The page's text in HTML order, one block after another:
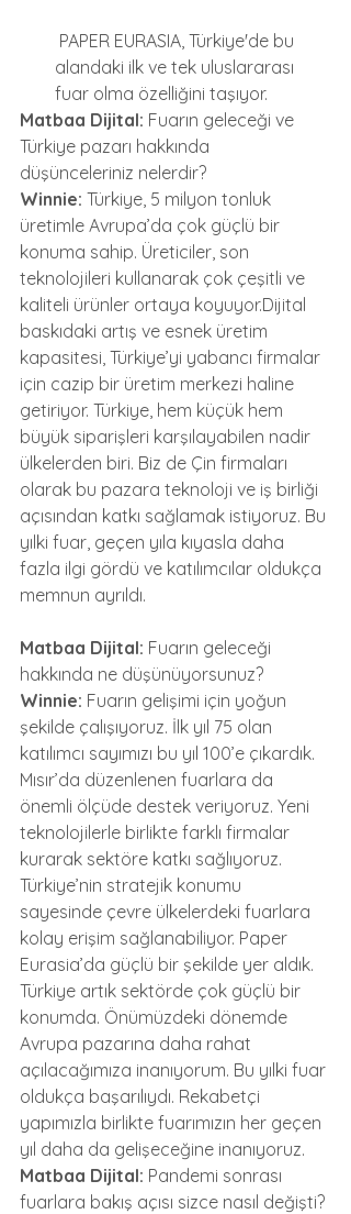
alandaki ilk ve tek uluslararası
fuar olma özelliğini taşıyor.
Matbaa Dijital: Fuarın geleceği ve
Türkiye pazarı hakkında
düşünceleriniz nelerdir?
Winnie: Türkiye, 5 milyon tonluk
üretimle Avrupa’da çok güçlü bir
konuma sahip. Üreticiler, son
teknolojileri kullanarak çok çeşitli ve
kaliteli ürünler ortaya koyuyor.Dijital
baskıdaki artış ve esnek üretim
kapasitesi, Türkiye’yi yabancı firmalar
için cazip bir üretim merkezi haline
getiriyor. Türkiye, hem küçük hem
büyük siparişleri karşılayabilen nadir
ülkelerden biri. Biz de Çin firmaları
olarak bu pazara teknoloji ve iş birliği
açısından katkı sağlamak istiyoruz. Bu
yılki fuar, geçen yıla kıyasla daha
fazla ilgi gördü ve katılımcılar oldukça
memnun ayrıldı.
Matbaa Dijital: Fuarın geleceği
hakkında ne düşünüyorsunuz?
Winnie: Fuarın gelişimi için yoğun
şekilde çalışıyoruz. İlk yıl 75 olan
katılımcı sayımızı bu yıl 100’e çıkardık.
Mısır’da düzenlenen fuarlara da
önemli ölçüde destek veriyoruz. Yeni
teknolojilerle birlikte farklı firmalar
kurarak sektöre katkı sağlıyoruz.
Türkiye’nin stratejik konumu
sayesinde çevre ülkelerdeki fuarlara
kolay erişim sağlanabiliyor. Paper
Eurasia’da güçlü bir şekilde yer aldık.
Türkiye artık sektörde çok güçlü bir
konumda. Önümüzdeki dönemde
Avrupa pazarına daha rahat
açılacağımıza inanıyorum. Bu yılki fuar
oldukça başarılıydı. Rekabetçi
yapımızla birlikte fuarımızın her geçen
yıl daha da gelişeceğine inanıyoruz.
Matbaa Dijital: Pandemi sonrası
fuarlara bakış açısı sizce nasıl değişti?